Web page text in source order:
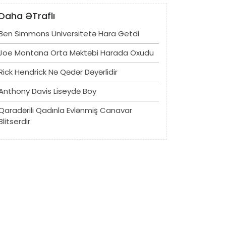
ƏTraflı
Simmons Universitetə ​​hara Getdi
Montana Orta Məktəbi Harada Oxudu
Hendrick Nə Qədər Dəyərlidir
Davis Liseydə Boy
Qadınla Evlənmiş Canavar